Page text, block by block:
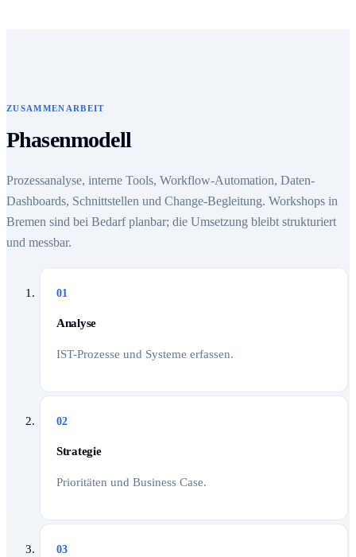
ZUSAMMENARBEIT
Phasenmodell
Prozessanalyse, interne Tools, Workflow-Automation, Daten-
Dashboards, Schnittstellen und Change-Begleitung. Workshops in
Bremen sind bei Bedarf planbar; die Umsetzung bleibt strukturiert
und messbar.
01
Analyse
IST-Prozesse und Systeme erfassen.
02
Strategie
Prioritäten und Business Case.
03